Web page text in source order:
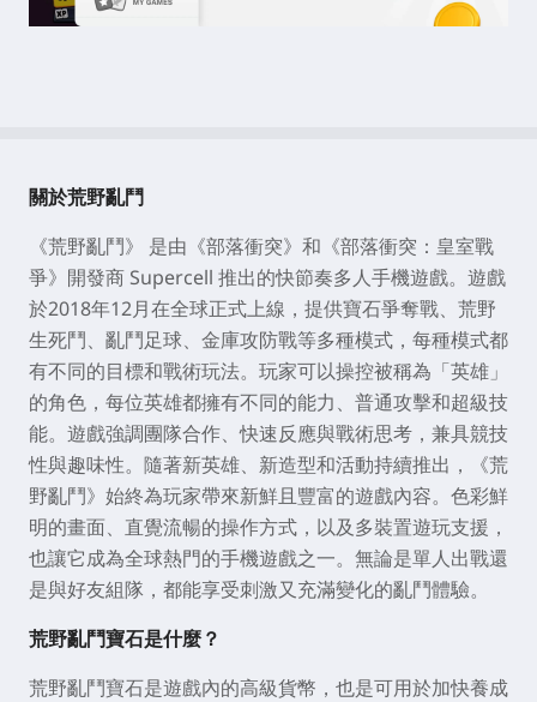
關於荒野亂鬥
《荒野亂鬥》
是由《部落衝突》和《部落衝突：皇室戰
爭》開發商 Supercell 推出的快節奏多人手機遊戲。遊戲
於2018年12月在全球正式上線，提供寶石爭奪戰、荒野
生死鬥、亂鬥足球、金庫攻防戰等多種模式，每種模式都
有不同的目標和戰術玩法。玩家可以操控被稱為「英雄」
的角色，每位英雄都擁有不同的能力、普通攻擊和超級技
能。遊戲強調團隊合作、快速反應與戰術思考，兼具競技
性與趣味性。隨著新英雄、新造型和活動持續推出，《荒
野亂鬥》始終為玩家帶來新鮮且豐富的遊戲內容。色彩鮮
明的畫面、直覺流暢的操作方式，以及多裝置遊玩支援，
也讓它成為全球熱門的手機遊戲之一。無論是單人出戰還
是與好友組隊，都能享受刺激又充滿變化的亂鬥體驗。
荒野亂鬥寶石是什麼？
荒野亂鬥寶石是遊戲內的高級貨幣，也是可用於加快養成